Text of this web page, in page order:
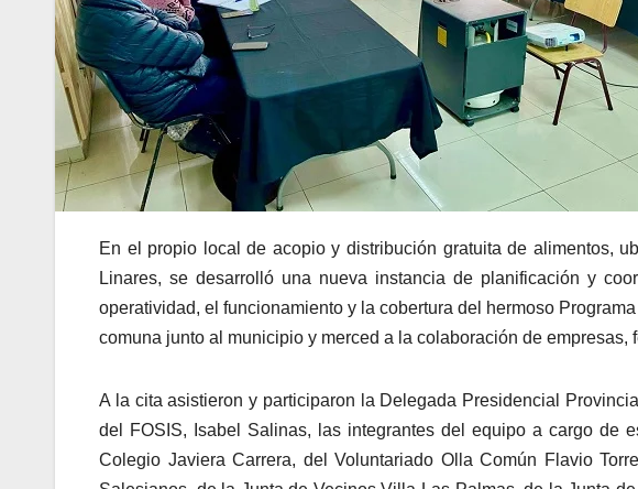
En el propio local de acopio y distribución gratuita de alimentos,
Linares, se desarrolló una nueva instancia de planificación y
operatividad, el funcionamiento y la cobertura del hermoso
comuna junto al municipio y merced a la colaboración de empresas,
A la cita asistieron y participaron la Delegada Presidencial
del FOSIS, Isabel Salinas, las integrantes del equipo a cargo de
Colegio Javiera Carrera, del Voluntariado Olla Común Flavio